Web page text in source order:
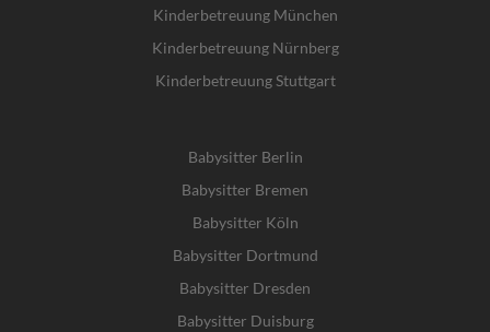
Kinderbetreuung München
Kinderbetreuung Nürnberg
Kinderbetreuung Stuttgart
Babysitter Berlin
Babysitter Bremen
Babysitter Köln
Babysitter Dortmund
Babysitter Dresden
Babysitter Duisburg